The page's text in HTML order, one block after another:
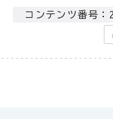
コンテンツ番号：